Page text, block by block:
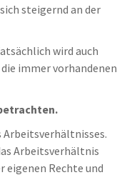
steigernd an der
wird auch
immer vorhandenen
Arbeitsverhältnisses.
Arbeitsverhältnis
eigenen Rechte und